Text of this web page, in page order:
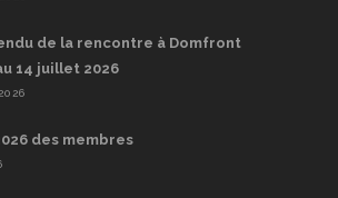
de la rencontre à Domfront
14 juillet 2026
des membres